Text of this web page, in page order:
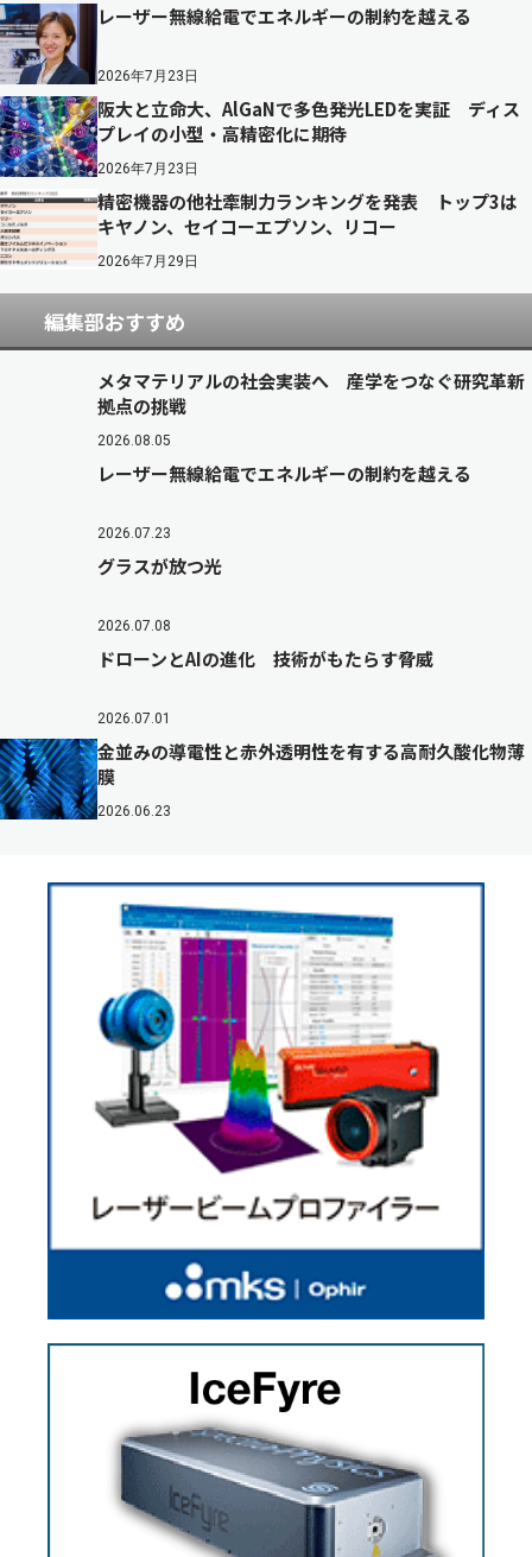
レーザー無線給電でエネルギーの制約を越える
2026年7月23日
阪大と立命大、AlGaNで多色発光LEDを実証 ディス
プレイの小型・高精密化に期待
2026年7月23日
精密機器の他社牽制力ランキングを発表 トップ3は
キヤノン、セイコーエプソン、リコー
2026年7月29日
編集部おすすめ
メタマテリアルの社会実装へ 産学をつなぐ研究革新
拠点の挑戦
2026.08.05
レーザー無線給電でエネルギーの制約を越える
2026.07.23
グラスが放つ光
2026.07.08
ドローンとAIの進化 技術がもたらす脅威
2026.07.01
金並みの導電性と赤外透明性を有する高耐久酸化物薄
膜
2026.06.23